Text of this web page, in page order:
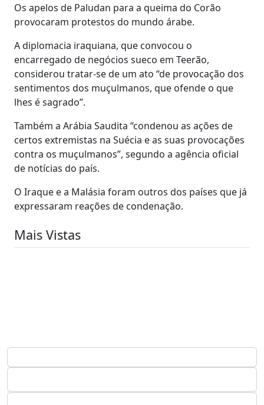
Os apelos de Paludan para a queima do Corão
provocaram protestos do mundo árabe.
A diplomacia iraquiana, que convocou o
encarregado de negócios sueco em Teerão,
considerou tratar-se de um ato “de provocação dos
sentimentos dos muçulmanos, que ofende o que
lhes é sagrado”.
Também a Arábia Saudita “condenou as ações de
certos extremistas na Suécia e as suas provocações
contra os muçulmanos”, segundo a agência oficial
de notícias do país.
O Iraque e a Malásia foram outros dos países que já
expressaram reações de condenação.
Mais Vistas